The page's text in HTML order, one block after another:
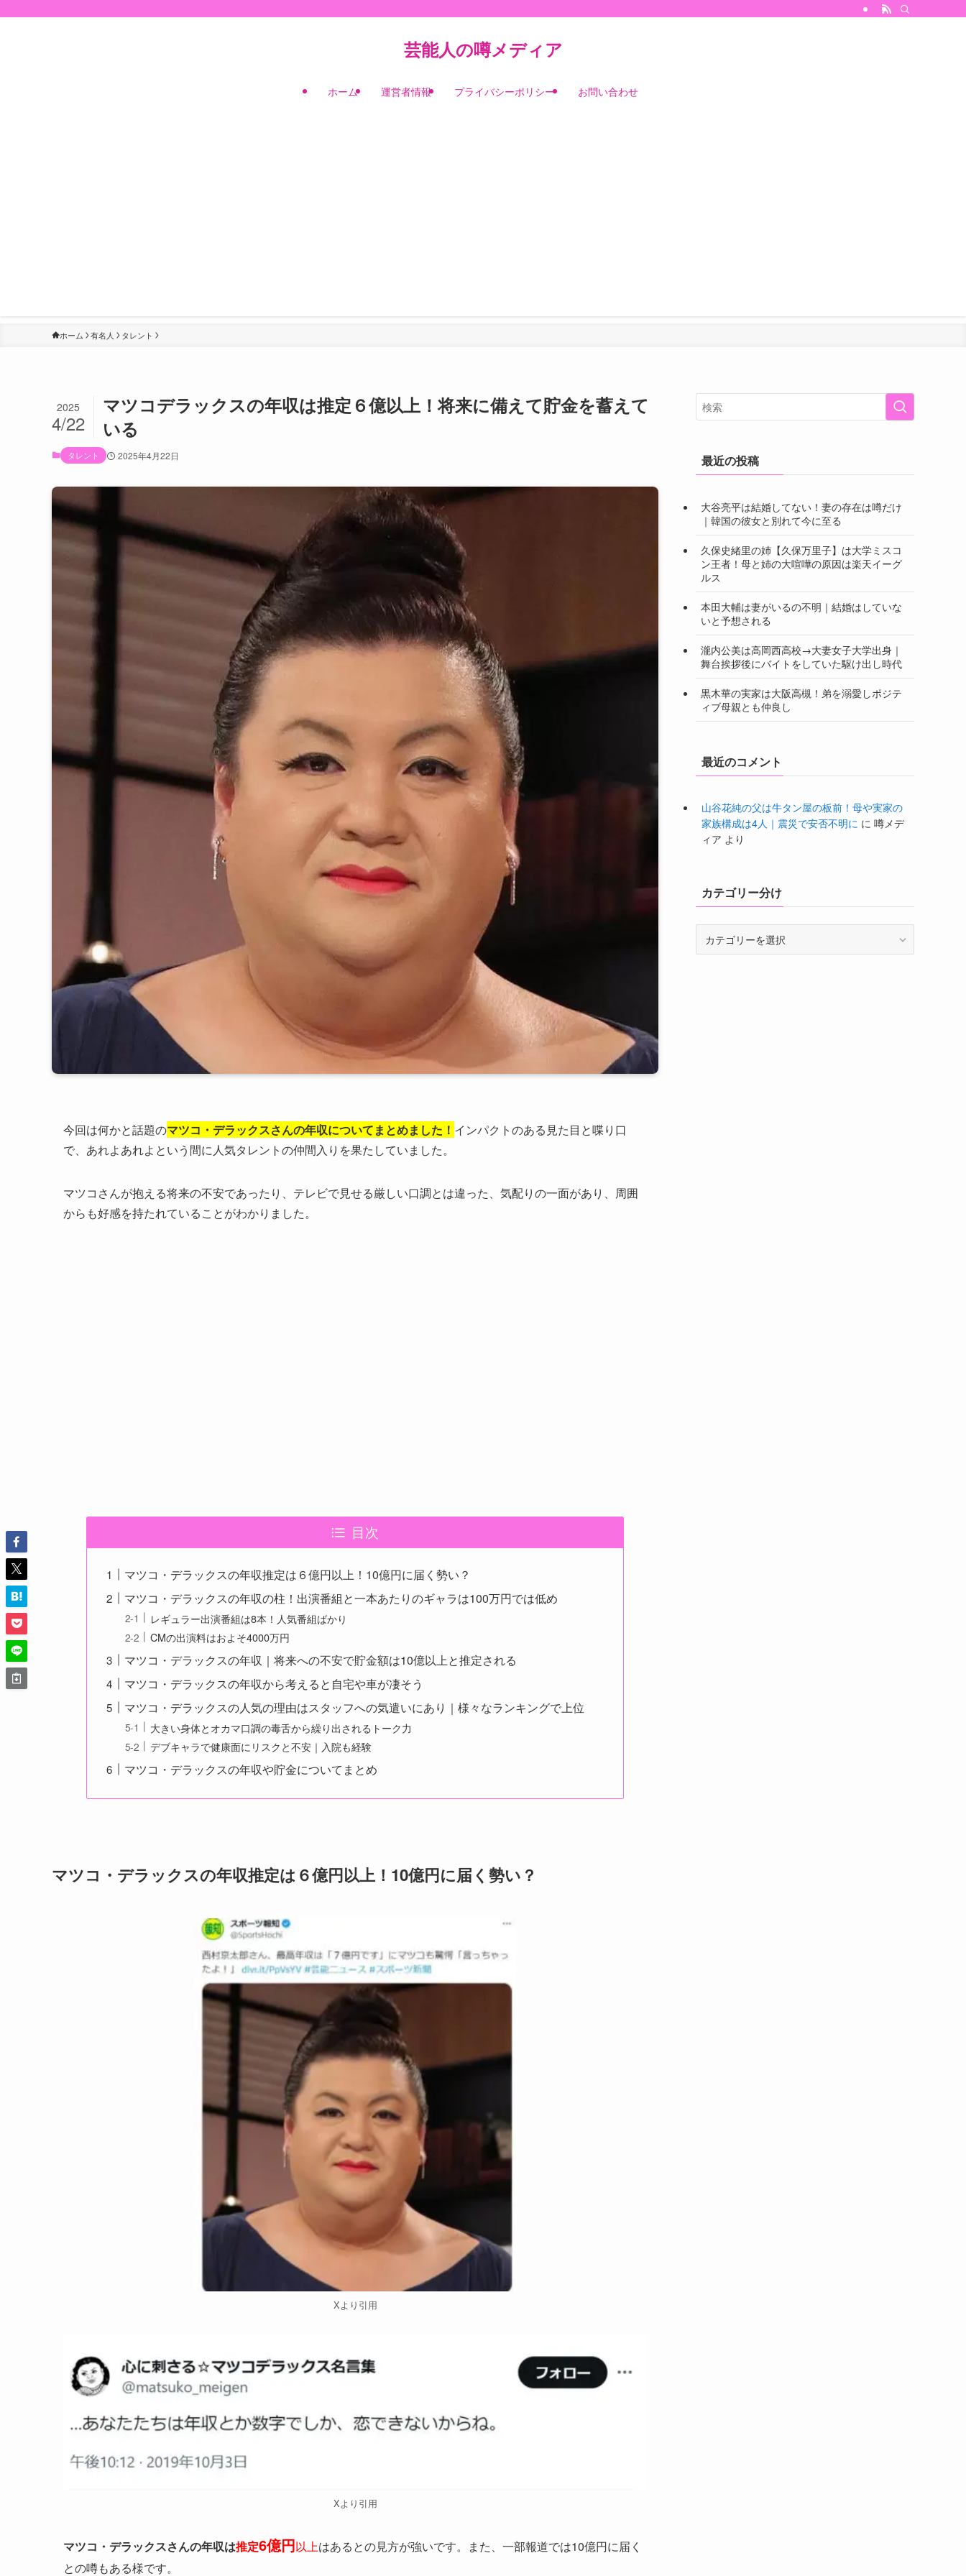
芸能人の噂メディア
ホーム 運営者情報 プライバシーポリシー お問い合わせ
ホーム 有名人 タレント
マツコデラックスの年収は推定６億以上！将来に備えて貯金を蓄えて
いる
2025
4/22
タレント 2025年4月22日
今回は何かと話題のマツコ・デラックスさんの年収についてまとめました！ インパクトのある見た目と喋り口
で、あれよあれよという間に人気タレントの仲間入りを果たしていました。
マツコさんが抱える将来の不安であったり、テレビで見せる厳しい口調とは違った、気配りの一面があり、周囲
からも好感を持たれていることがわかりました。
目次
マツコ・デラックスの年収推定は６億円以上！10億円に届く勢い？
マツコ・デラックスの年収の柱！出演番組と一本あたりのギャラは100万円では低め
レギュラー出演番組は8本！人気番組ばかり
CMの出演料はおよそ4000万円
マツコ・デラックスの年収｜将来への不安で貯金額は10億以上と推定される
マツコ・デラックスの年収から考えると自宅や車が凄そう
マツコ・デラックスの人気の理由はスタッフへの気遣いにあり｜様々なランキングで上位
大きい身体とオカマ口調の毒舌から繰り出されるトーク力
デブキャラで健康面にリスクと不安｜入院も経験
マツコ・デラックスの年収や貯金についてまとめ
マツコ・デラックスの年収推定は６億円以上！10億円に届く勢い？
Xより引用
Xより引用
マツコ・デラックスさんの年収は推定6億円以上はあるとの見方が強いです。また、一部報道では10億円に届く
との噂もある様です。
最近の投稿
大谷亮平は結婚してない！妻の存在は噂だけ
｜韓国の彼女と別れて今に至る
久保史緒里の姉【久保万里子】は大学ミスコ
ン王者！母と姉の大喧嘩の原因は楽天イーグ
ルス
本田大輔は妻がいるの不明｜結婚はしていな
いと予想される
瀧内公美は高岡西高校→大妻女子大学出身｜
舞台挨拶後にバイトをしていた駆け出し時代
黒木華の実家は大阪高槻！弟を溺愛しポジテ
ィブ母親とも仲良し
最近のコメント
山谷花純の父は牛タン屋の板前！母や実家の
家族構成は4人｜震災で安否不明に に 噂メデ
ィア より
カテゴリー分け